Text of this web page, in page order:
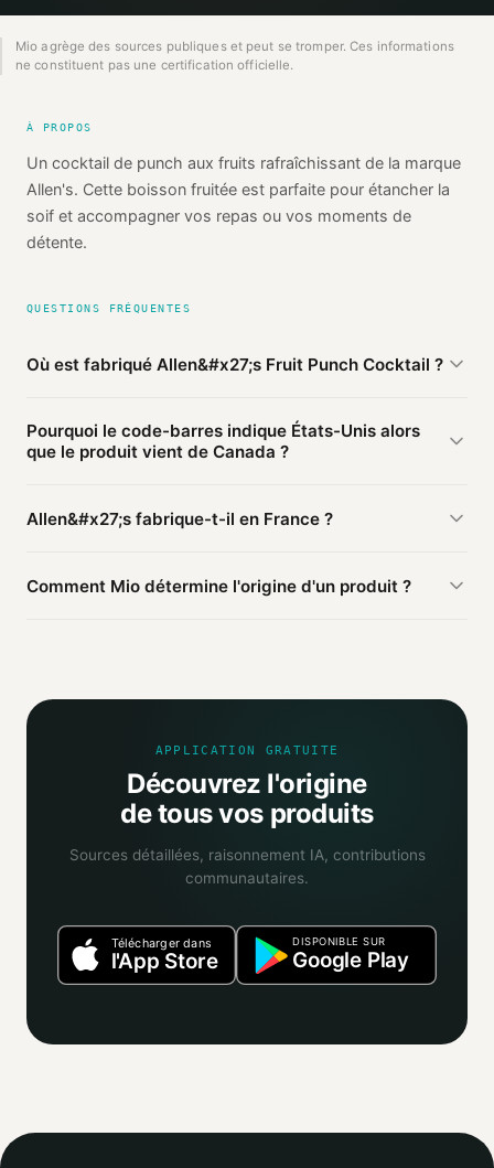
Mio agrège des sources publiques et peut se tromper. Ces informations
ne constituent pas une certification officielle.
À PROPOS
Un cocktail de punch aux fruits rafraîchissant de la marque
Allen's. Cette boisson fruitée est parfaite pour étancher la
soif et accompagner vos repas ou vos moments de
détente.
QUESTIONS FRÉQUENTES
Où est fabriqué Allen&#x27;s Fruit Punch Cocktail ?
Fruit Punch Cocktail de Allen's est fabriqué enCanada
(vérifié). Cette information est basée sur 3 sources
Pourquoi le code-barres indique États-Unis alors
que le produit vient de Canada ?
d'enregistrementdu code, pas le lieu de fabrication. Une
Allen&#x27;s fabrique-t-il en France ?
de la marque peuvent être fabriqués ailleurs.
Comment Mio détermine l'origine d'un produit ?
selon la fiabilité des informations trouvées.
APPLICATION GRATUITE
Découvrez l'origine
de tous vos produits
Sources détaillées, raisonnement IA, contributions
communautaires.
Télécharger dans
l'App Store
DISPONIBLE SUR
Google Play